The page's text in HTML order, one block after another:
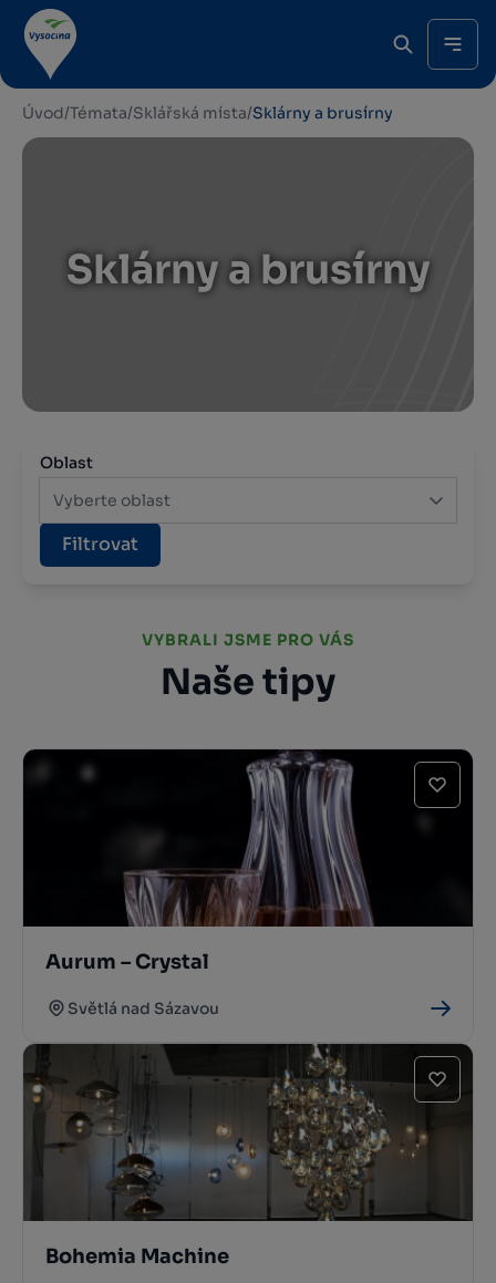
Úvod/Témata/Sklářská místa/Sklárny a brusírny
Sklárny a brusírny
Oblast
Vyberte oblast
Filtrovat
VYBRALI JSME PRO VÁS
Naše tipy
Aurum – Crystal
Světlá nad Sázavou
Bohemia Machine